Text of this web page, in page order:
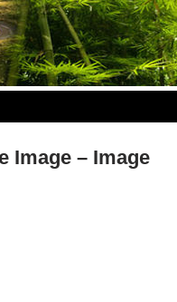
Image – Image